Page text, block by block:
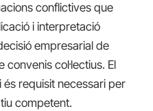
conflictives que
i interpretació
empresarial de
col·lectius. El
és requisit necessari per
competent.